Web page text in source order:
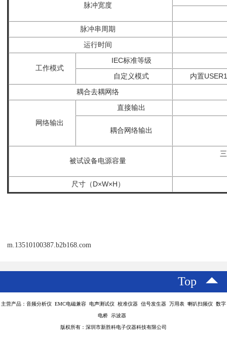
脉冲宽度
脉冲串周期
运行时间
工作模式
IEC标准等级
自定义模式
内置
耦合去耦网络
网络输出
直接输出
耦合网络输出
被试设备电源容量
尺寸（D×W×H）
m.13510100387.b2b168.com
Top
主营产品：音频分析仪 EMC电磁兼容 电声测试仪 校准仪器 信号发生器 万用表 喇叭扫频仪 数字
电桥 示波器
版权所有：深圳市新胜科电子仪器科技有限公司